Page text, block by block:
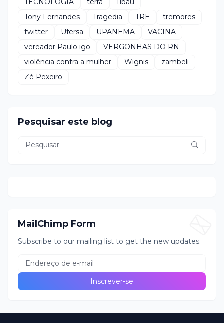
TECNOLOGIA
terra
Tibau
Tony Fernandes
Tragedia TRE
tremores
twitter
Ufersa UPANEMA
VACINA
vereador Paulo igo
VERGONHAS DO RN
violência contra a mulher
Wignis
zambeli
Zé Pexeiro
Pesquisar este blog
MailChimp Form
Subscribe to our mailing list to get the new updates.